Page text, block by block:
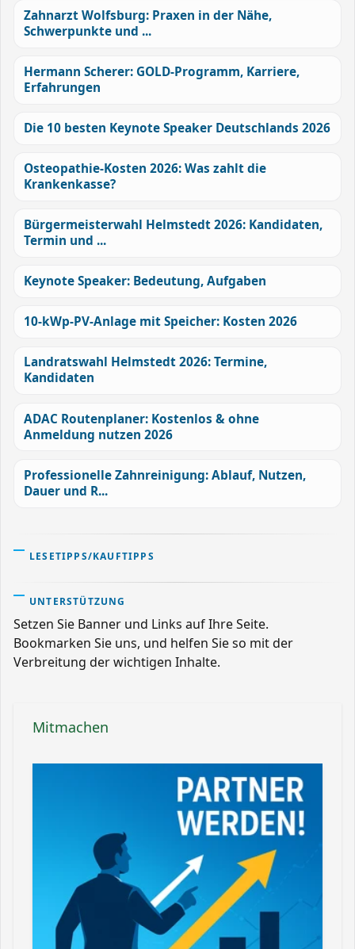
Zahnarzt Wolfsburg: Praxen in der Nähe,
Schwerpunkte und ...
Hermann Scherer: GOLD-Programm, Karriere,
Erfahrungen
Die 10 besten Keynote Speaker Deutschlands 2026
Osteopathie-Kosten 2026: Was zahlt die
Krankenkasse?
Bürgermeisterwahl Helmstedt 2026: Kandidaten,
Termin und ...
Keynote Speaker: Bedeutung, Aufgaben
10-kWp-PV-Anlage mit Speicher: Kosten 2026
Landratswahl Helmstedt 2026: Termine,
Kandidaten
ADAC Routenplaner: Kostenlos & ohne
Anmeldung nutzen 2026
Professionelle Zahnreinigung: Ablauf, Nutzen,
Dauer und R...
LESETIPPS/KAUFTIPPS
UNTERSTÜTZUNG
Setzen Sie Banner und Links auf Ihre Seite.
Bookmarken Sie uns, und helfen Sie so mit der
Verbreitung der wichtigen Inhalte.
Mitmachen